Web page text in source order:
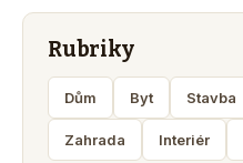
Rubriky
Dům Byt Stavba
Zahrada Interiér